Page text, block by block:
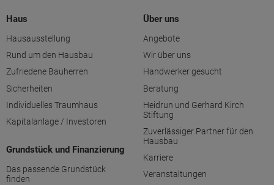
Haus
Hausausstellung
Rund um den Hausbau
Zufriedene Bauherren
Sicherheiten
Individuelles Traumhaus
Kapitalanlage / Investoren
Grundstück und Finanzierung
Das passende Grundstück
finden
Über uns
Angebote
Wir über uns
Handwerker gesucht
Beratung
Heidrun und Gerhard Kirch
Stiftung
Zuverlässiger Partner für den
Hausbau
Karriere
Veranstaltungen